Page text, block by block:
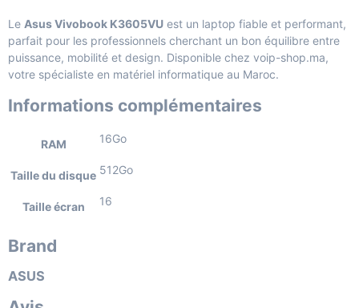
Le Asus Vivobook K3605VU est un laptop fiable et performant,
parfait pour les professionnels cherchant un bon équilibre entre
puissance, mobilité et design. Disponible chez voip-shop.ma,
votre spécialiste en matériel informatique au Maroc.
Informations complémentaires
RAM 16Go
Taille du disque 512Go
Taille écran 16
Brand
ASUS